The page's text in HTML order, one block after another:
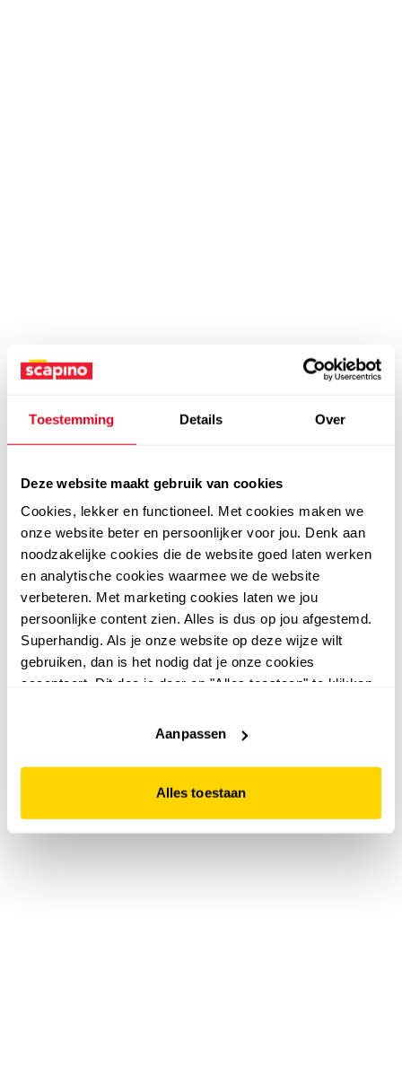
Toestemming Details Over
Deze website maakt gebruik van cookies
Cookies, lekker en functioneel. Met cookies maken we
onze website beter en persoonlijker voor jou. Denk aan
noodzakelijke cookies die de website goed laten werken
en analytische cookies waarmee we de website
verbeteren. Met marketing cookies laten we jou
persoonlijke content zien. Alles is dus op jou afgestemd.
Superhandig. Als je onze website op deze wijze wilt
gebruiken, dan is het nodig dat je onze cookies
accepteert. Dit doe je door op "Alles toestaan" te klikken.
website niet optimaal functioneert.
Aanpassen
Alles toestaan